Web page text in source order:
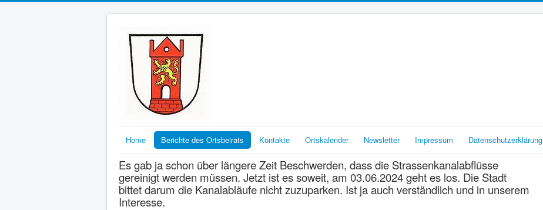
Home Berichte des Ortsbeirats Kontakte Ortskalender Newsletter Impressum Datenschutzerklärung
Es gab ja schon über längere Zeit Beschwerden, dass die Strassenkanalabflüsse
gereinigt werden müssen. Jetzt ist es soweit, am 03.06.2024 geht es los. Die Stadt
bittet darum die Kanalabläufe nicht zuzuparken. Ist ja auch verständlich und in unserem
Interesse.